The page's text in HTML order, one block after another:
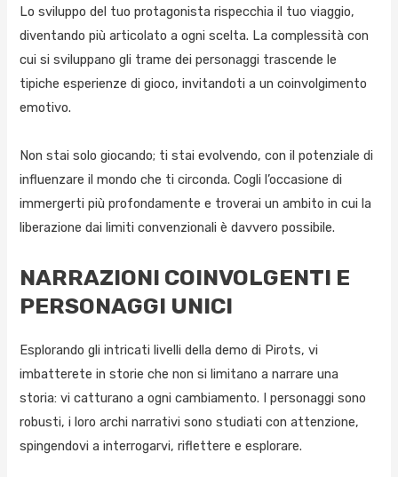
Lo sviluppo del tuo protagonista rispecchia il tuo viaggio,
diventando più articolato a ogni scelta. La complessità con
cui si sviluppano gli trame dei personaggi trascende le
tipiche esperienze di gioco, invitandoti a un coinvolgimento
emotivo.
Non stai solo giocando; ti stai evolvendo, con il potenziale di
influenzare il mondo che ti circonda. Cogli l’occasione di
immergerti più profondamente e troverai un ambito in cui la
liberazione dai limiti convenzionali è davvero possibile.
NARRAZIONI COINVOLGENTI E
PERSONAGGI UNICI
Esplorando gli intricati livelli della demo di Pirots, vi
imbatterete in storie che non si limitano a narrare una
storia: vi catturano a ogni cambiamento. I personaggi sono
robusti, i loro archi narrativi sono studiati con attenzione,
spingendovi a interrogarvi, riflettere e esplorare.